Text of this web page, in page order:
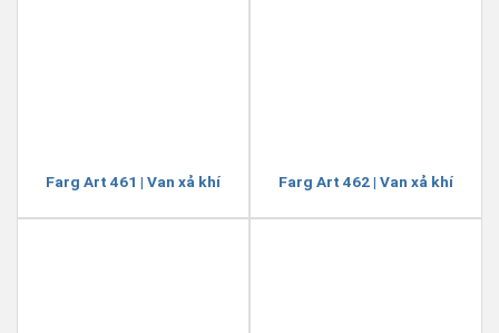
Farg Art 461 | Van xả khí Farg Art 462 | Van xả khí